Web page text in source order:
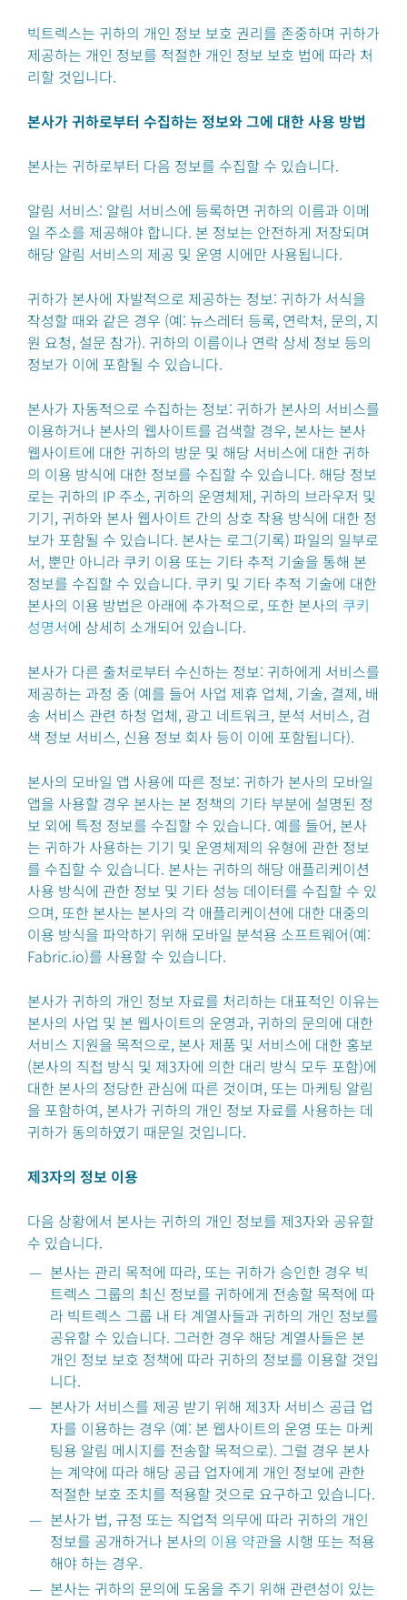
빅트렉스는 귀하의 개인 정보 보호 권리를 존중하며 귀하가
제공하는 개인 정보를 적절한 개인 정보 보호 법에 따라 처
리할 것입니다.
본사가 귀하로부터 수집하는 정보와 그에 대한 사용 방법
본사는 귀하로부터 다음 정보를 수집할 수 있습니다.
알림 서비스: 알림 서비스에 등록하면 귀하의 이름과 이메
일 주소를 제공해야 합니다. 본 정보는 안전하게 저장되며
해당 알림 서비스의 제공 및 운영 시에만 사용됩니다.
귀하가 본사에 자발적으로 제공하는 정보: 귀하가 서식을
작성할 때와 같은 경우 (예: 뉴스레터 등록, 연락처, 문의, 지
원 요청, 설문 참가). 귀하의 이름이나 연락 상세 정보 등의
정보가 이에 포함될 수 있습니다.
본사가 자동적으로 수집하는 정보: 귀하가 본사의 서비스를
이용하거나 본사의 웹사이트를 검색할 경우, 본사는 본사
웹사이트에 대한 귀하의 방문 및 해당 서비스에 대한 귀하
의 이용 방식에 대한 정보를 수집할 수 있습니다. 해당 정보
로는 귀하의 IP 주소, 귀하의 운영체제, 귀하의 브라우저 및
기기, 귀하와 본사 웹사이트 간의 상호 작용 방식에 대한 정
보가 포함될 수 있습니다. 본사는 로그(기록) 파일의 일부로
서, 뿐만 아니라 쿠키 이용 또는 기타 추적 기술을 통해 본
정보를 수집할 수 있습니다. 쿠키 및 기타 추적 기술에 대한
본사의 이용 방법은 아래에 추가적으로, 또한 본사의 쿠키
성명서에 상세히 소개되어 있습니다.
본사가 다른 출처로부터 수신하는 정보: 귀하에게 서비스를
제공하는 과정 중 (예를 들어 사업 제휴 업체, 기술, 결제, 배
송 서비스 관련 하청 업체, 광고 네트워크, 분석 서비스, 검
색 정보 서비스, 신용 정보 회사 등이 이에 포함됩니다).
본사의 모바일 앱 사용에 따른 정보: 귀하가 본사의 모바일
앱을 사용할 경우 본사는 본 정책의 기타 부분에 설명된 정
보 외에 특정 정보를 수집할 수 있습니다. 예를 들어, 본사
는 귀하가 사용하는 기기 및 운영체제의 유형에 관한 정보
를 수집할 수 있습니다. 본사는 귀하의 해당 애플리케이션
사용 방식에 관한 정보 및 기타 성능 데이터를 수집할 수 있
으며, 또한 본사는 본사의 각 애플리케이션에 대한 대중의
이용 방식을 파악하기 위해 모바일 분석용 소프트웨어(예:
Fabric.io)를 사용할 수 있습니다.
본사가 귀하의 개인 정보 자료를 처리하는 대표적인 이유는
본사의 사업 및 본 웹사이트의 운영과, 귀하의 문의에 대한
서비스 지원을 목적으로, 본사 제품 및 서비스에 대한 홍보
(본사의 직접 방식 및 제3자에 의한 대리 방식 모두 포함)에
대한 본사의 정당한 관심에 따른 것이며, 또는 마케팅 알림
을 포함하여, 본사가 귀하의 개인 정보 자료를 사용하는 데
귀하가 동의하였기 때문일 것입니다.
제3자의 정보 이용
다음 상황에서 본사는 귀하의 개인 정보를 제3자와 공유할
수 있습니다.
본사는 관리 목적에 따라, 또는 귀하가 승인한 경우 빅
트렉스 그룹의 최신 정보를 귀하에게 전송할 목적에 따
라 빅트렉스 그룹 내 타 계열사들과 귀하의 개인 정보를
공유할 수 있습니다. 그러한 경우 해당 계열사들은 본
개인 정보 보호 정책에 따라 귀하의 정보를 이용할 것입
니다.
본사가 서비스를 제공 받기 위해 제3자 서비스 공급 업
자를 이용하는 경우 (예: 본 웹사이트의 운영 또는 마케
팅용 알림 메시지를 전송할 목적으로). 그럴 경우 본사
는 계약에 따라 해당 공급 업자에게 개인 정보에 관한
적절한 보호 조치를 적용할 것으로 요구하고 있습니다.
본사가 법, 규정 또는 직업적 의무에 따라 귀하의 개인
정보를 공개하거나 본사의 이용 약관을 시행 또는 적용
해야 하는 경우.
본사는 귀하의 문의에 도움을 주기 위해 관련성이 있는